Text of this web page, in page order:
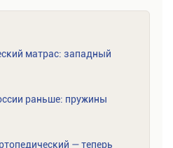
матрас: западный
раньше: пружины
— теперь